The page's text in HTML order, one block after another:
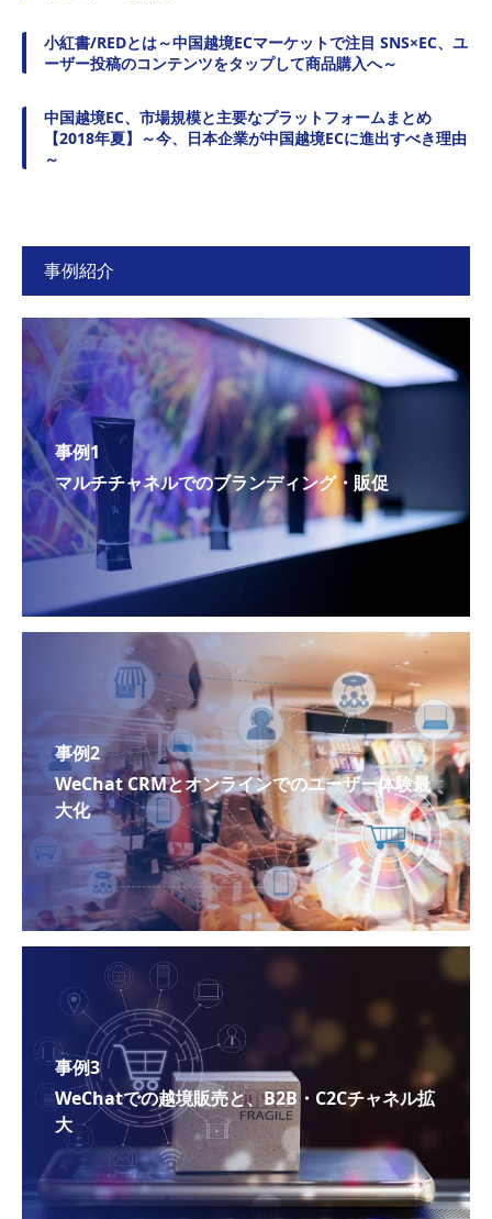
小紅書/REDとは～中国越境ECマーケットで注目 SNS×EC、ユ
ーザー投稿のコンテンツをタップして商品購入へ～
中国越境EC、市場規模と主要なプラットフォームまとめ
【2018年夏】～今、日本企業が中国越境ECに進出すべき理由
～
事例紹介
事例1
マルチチャネルでのブランディング・販促
事例2
WeChat CRMとオンラインでのユーザー体験最
大化
事例3
WeChatでの越境販売と、B2B・C2Cチャネル拡
大